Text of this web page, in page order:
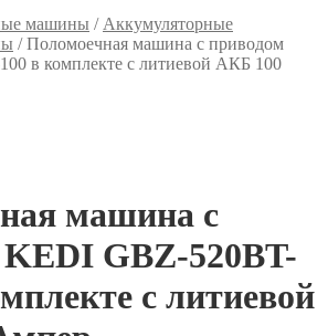
машины / Аккумуляторные
/Поломоечная машина с приводом
в комплекте с литиевой АКБ 100
машина с
GBZ-520BT-
с литиевой